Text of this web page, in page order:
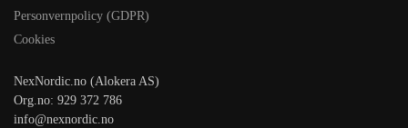
Personvernpolicy (GDPR)
Cookies
NexNordic.no (Alokera AS)
Org.no: 929 372 786
info@nexnordic.no